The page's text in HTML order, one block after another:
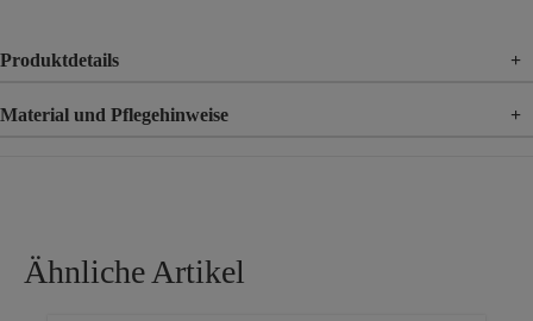
Produktdetails +
Material und Pflegehinweise +
Ähnliche Artikel